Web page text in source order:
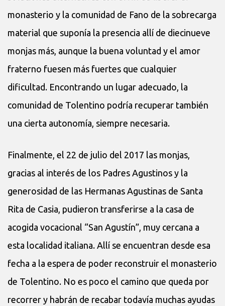
monasterio y la comunidad de Fano de la sobrecarga
material que suponía la presencia allí de diecinueve
monjas más, aunque la buena voluntad y el amor
fraterno fuesen más fuertes que cualquier
dificultad. Encontrando un lugar adecuado, la
comunidad de Tolentino podría recuperar también
una cierta autonomía, siempre necesaria.
Finalmente, el 22 de julio del 2017 las monjas,
gracias al interés de los Padres Agustinos y la
generosidad de las Hermanas Agustinas de Santa
Rita de Casia, pudieron transferirse a la casa de
acogida vocacional “San Agustín”, muy cercana a
esta localidad italiana. Allí se encuentran desde esa
fecha a la espera de poder reconstruir el monasterio
de Tolentino. No es poco el camino que queda por
recorrer y habrán de recabar todavía muchas ayudas